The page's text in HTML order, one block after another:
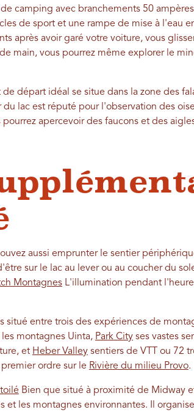
camping avec branchements 50
de sport et une rampe de mise à l'eau
après avoir garé votre voiture, vous
main, vous pourrez même explorer le
départ idéal se situe dans la zone des
lac est réputé pour l'observation des
apercevoir des faucons et des
aussi emprunter le sentier
sur le lac au lever ou au coucher du
MontagnesL'illumination pendant
situé entre trois des expériences de
montagnes Uinta, Park Cityses vastes
et Heber Valleysentiers de VTT ou 72
ordre sur le Rivière du milieu Provo.
Bien que situé à proximité de Midway
les montagnes environnantes. Il